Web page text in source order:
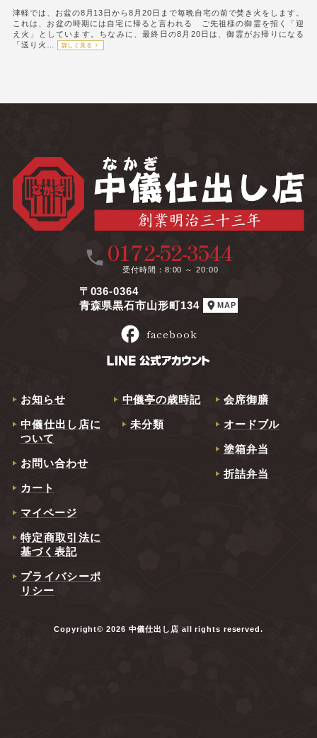
津軽では、お盆の8月13日から8月20日まで毎晩自宅の前で焚き火をします。
これは、お盆の時期には自宅に帰ると言われる ご先祖様の御霊を招く「迎
え火」としています。ちなみに、最終日の8月20日は、御霊がお帰りになる
「送り火…
詳しく見る
call 0172-52-3544
受付時間 8:00 ～ 20:00
〒036-0364
青森県黒石市山形町134
location_on MAP
facebook facebook
お知らせ
中儀仕出し店に
ついて
お問い合わせ
中儀亭の歳時記
未分類
会席御膳
オードブル
塗箱弁当
折詰弁当
カート
マイページ
特定商取引法に
基づく表記
プライバシーポ
リシー
Copyright© 2026 中儀仕出し店 all rights reserved.